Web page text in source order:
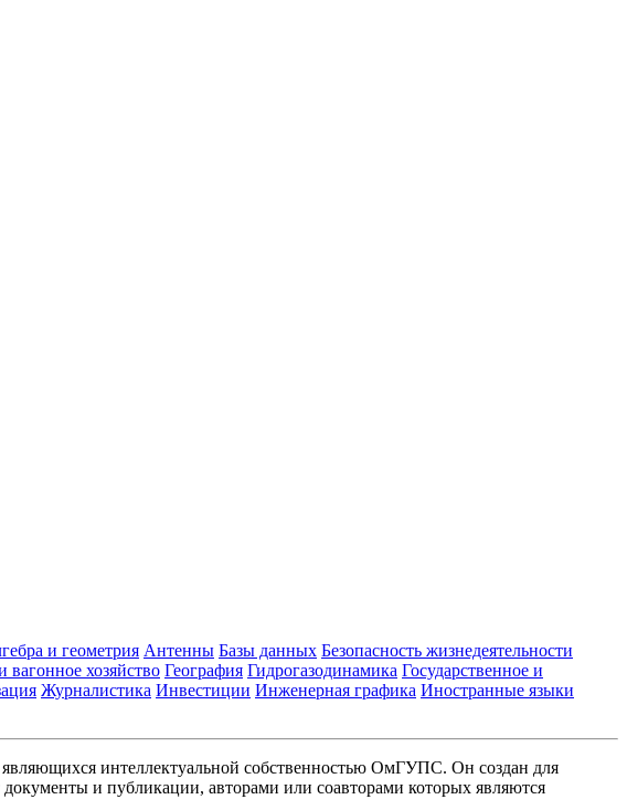
и геометрия Антенны Базы данных Безопасность жизнедеятельности
вагонное хозяйство География Гидрогазодинамика Государственное и
Журналистика Инвестиции Инженерная графика Иностранные языки
интеллектуальной собственностью ОмГУПС. Он создан для
и публикации, авторами или соавторами которых являются